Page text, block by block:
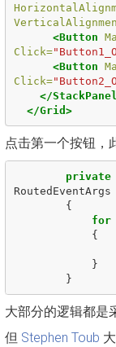
<Button
Click=
<Button
Click=
</
</Grid>
点击第一个按钮，
private
RoutedEventArgs
{
for
{
}
}
大部分的逻辑都是
但 Stephen Toub